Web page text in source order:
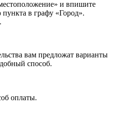
и впишите
пункта в графу «Город».
вам предложат варианты
способ.
оплаты.